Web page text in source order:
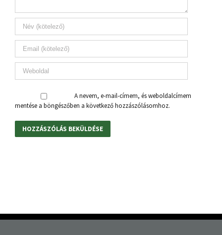
A nevem, e-mail-címem, és weboldalcímem
mentése a böngészőben a következő hozzászólásomhoz.